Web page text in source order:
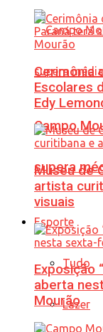
Campo
supera
Esporte
Tudo
Lazer
Cerimônia
Escolares
Edy
Museu de
artista
visuais
Exposição
aberta
Mourão